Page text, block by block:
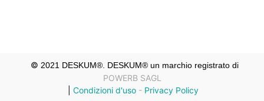
© 2021 DESKUM®. DESKUM® un marchio registrato di
POWERB SAGL
Condizioni d'uso - Privacy Policy